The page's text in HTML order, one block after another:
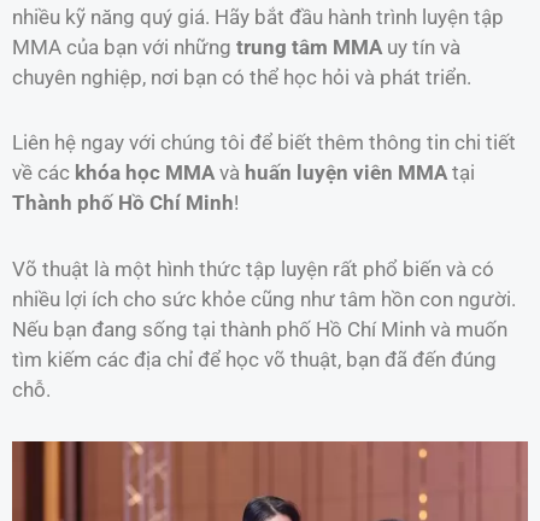
nhiều kỹ năng quý giá. Hãy bắt đầu hành trình luyện tập
MMA của bạn với những trung tâm MMA uy tín và
chuyên nghiệp, nơi bạn có thể học hỏi và phát triển.
Liên hệ ngay với chúng tôi để biết thêm thông tin chi tiết
về các khóa học MMAvà huấn luyện viên MMAtại
Thành phố Hồ Chí Minh!
Võ thuật là một hình thức tập luyện rất phổ biến và có
nhiều lợi ích cho sức khỏe cũng như tâm hồn con người.
Nếu bạn đang sống tại thành phố Hồ Chí Minh và muốn
tìm kiếm các địa chỉ để học võ thuật, bạn đã đến đúng
chỗ.